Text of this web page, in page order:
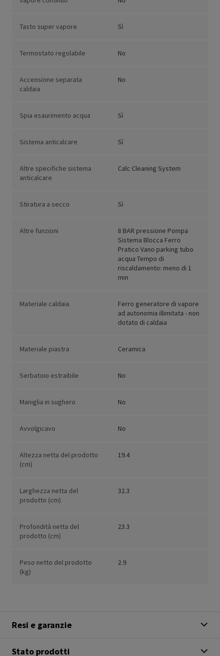
Tasto super vapore Sì
Termostato regolabile No
Accensione separata
caldaia
No
Spia esaurimento acqua Sì
Sistema anticalcare Sì
Altre specifiche sistema
anticalcare
Calc Cleaning System
Stiratura a secco Sì
Altre funzioni
8 BAR pressione Pompa
Sistema Blocca Ferro
Pratico Vano parking tubo
acqua Tempo di
riscaldamento: meno di 1
min
Materiale caldaia
Ferro generatore di vapore
ad autonomia illimitata - non
dotato di caldaia
Materiale piastra Ceramica
Serbatoio estraibile No
Maniglia in sughero No
Avvolgicavo No
Altezza netta del prodotto
(cm)
19.4
Larghezza netta del
prodotto (cm)
32.3
Profondità netta del
prodotto (cm)
23.3
Peso netto del prodotto
(kg)
2.9
Resi e garanzie
Stato prodotti